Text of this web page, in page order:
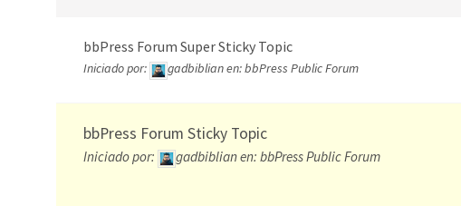
bbPress Forum Super Sticky Topic
Iniciado por: gadbiblianen:bbPress Public Forum
bbPress Forum Sticky Topic
Iniciado por: gadbiblianen: bbPress Public Forum